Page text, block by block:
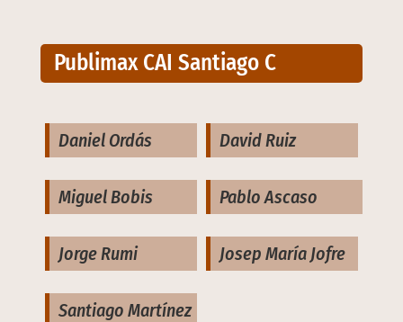
Publimax CAI Santiago C
Daniel Ordás
Miguel Bobis
David Ruiz
Pablo Ascaso
Jorge Rumi
Santiago Martínez
Josep María Jofre